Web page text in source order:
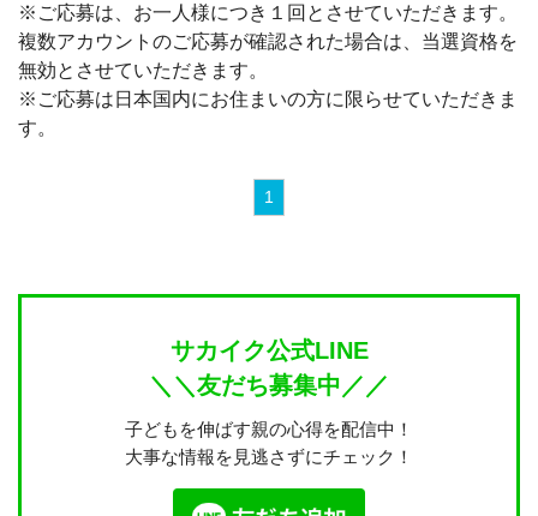
※ご応募は、お一人様につき１回とさせていただきます。
複数アカウントのご応募が確認された場合は、当選資格を
無効とさせていただきます。
※ご応募は日本国内にお住まいの方に限らせていただきま
す。
1
サカイク公式LINE
＼＼友だち募集中／／
子どもを伸ばす親の心得を配信中！
大事な情報を見逃さずにチェック！